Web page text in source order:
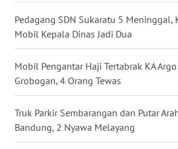
Pedagang SDN Sukaratu 5 Meninggal,
Mobil Kepala Dinas Jadi Dua
Mobil Pengantar Haji Tertabrak KA
Grobogan, 4 Orang Tewas
Truk Parkir Sembarangan dan Putar
Bandung, 2 Nyawa Melayang
WN
BALI
WN
KALBAR
WN
KALTENG